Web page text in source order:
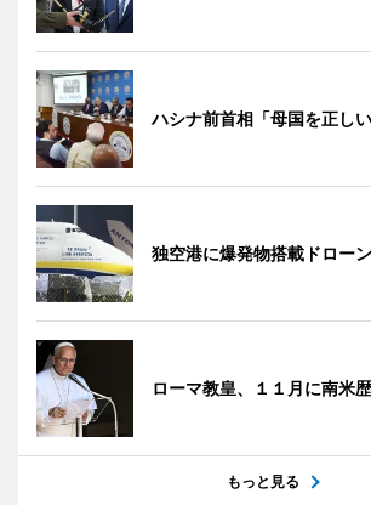
ハシナ前首相「母国を正しい
独空港に爆発物搭載ドローン
ローマ教皇、１１月に南米
もっと見る